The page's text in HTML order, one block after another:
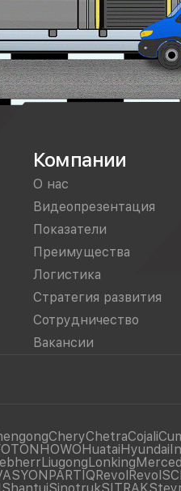
Компании
О нас
Видеопрезентация
Показатели
Преимущества
Логистика
Стратегия развития
Сотрудничество
Вакансии
CheryChetraCojali
HOWOHuataiHyundai
LiugongLonking
PARTIQRevolRevol